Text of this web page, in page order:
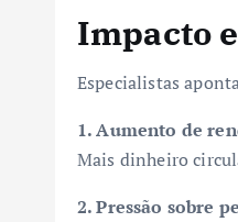
Impacto
Especialistas
1. Aumento de
Mais dinheiro
2. Pressão sobre